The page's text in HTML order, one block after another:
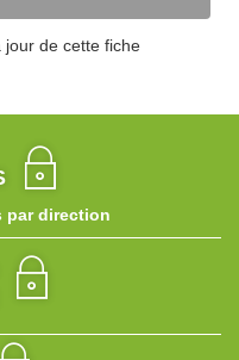
jour de cette fiche
par direction